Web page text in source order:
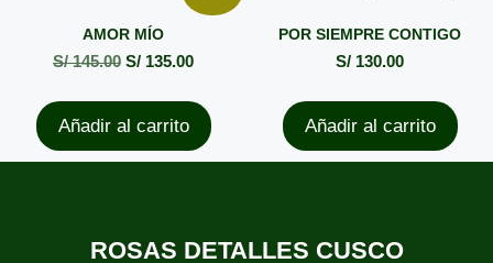
AMOR MÍO
S/145.00 S/ 135.00
Añadir al carrito
POR SIEMPRE CONTIGO
S/ 130.00
Añadir al carrito
ROSAS DETALLES CUSCO